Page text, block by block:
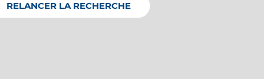
RELANCER LA RECHERCHE